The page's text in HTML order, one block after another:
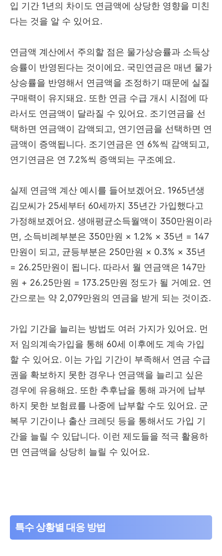
입 기간 1년의 차이도 연금액에 상당한 영향을 미친
다는 것을 알 수 있어요.
연금액 계산에서 주의할 점은 물가상승률과 소득상
승률이 반영된다는 것이에요. 국민연금은 매년 물가
상승률을 반영해서 연금액을 조정하기 때문에 실질
구매력이 유지돼요. 또한 연금 수급 개시 시점에 따
라서도 연금액이 달라질 수 있어요. 조기연금을 선
택하면 연금액이 감액되고, 연기연금을 선택하면 연
금액이 증액됩니다. 조기연금은 연 6%씩 감액되고,
연기연금은 연 7.2%씩 증액되는 구조예요.
실제 연금액 계산 예시를 들어보겠어요. 1965년생
김모씨가 25세부터 60세까지 35년간 가입했다고
가정해보겠어요. 생애평균소득월액이 350만원이라
면, 소득비례부분은 350만원 × 1.2% × 35년 = 147
만원이 되고, 균등부분은 250만원 × 0.3% × 35년
= 26.25만원이 됩니다. 따라서 월 연금액은 147만
원 + 26.25만원 = 173.25만원 정도가 될 거예요. 연
간으로는 약 2,079만원의 연금을 받게 되는 것이죠.
가입 기간을 늘리는 방법도 여러 가지가 있어요. 먼
저 임의계속가입을 통해 60세 이후에도 계속 가입
할 수 있어요. 이는 가입 기간이 부족해서 연금 수급
권을 확보하지 못한 경우나 연금액을 늘리고 싶은
경우에 유용해요. 또한 추후납을 통해 과거에 납부
하지 못한 보험료를 나중에 납부할 수도 있어요. 군
복무 기간이나 출산 크레딧 등을 통해서도 가입 기
간을 늘릴 수 있답니다. 이런 제도들을 적극 활용하
면 연금액을 상당히 늘릴 수 있어요.
특수 상황별 대응 방법